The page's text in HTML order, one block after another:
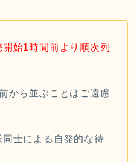
始1時間前より順次列
から並ぶことはご遠慮
士による自発的な待